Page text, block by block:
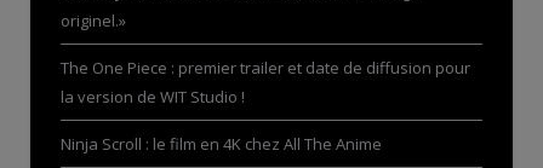
originel.»
The One Piece : premier trailer et date de diffusion pour
la version de WIT Studio !
Ninja Scroll : le film en 4K chez All The Anime